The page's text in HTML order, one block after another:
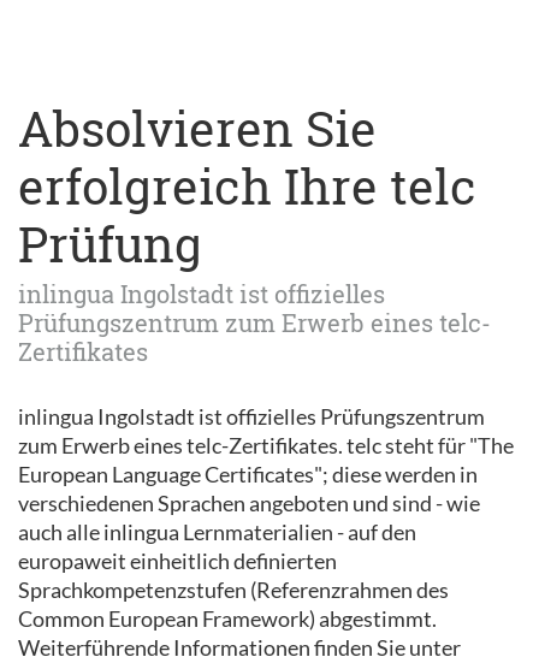
Absolvieren Sie
erfolgreich Ihre telc
Prüfung
inlingua Ingolstadt ist offizielles
Prüfungszentrum zum Erwerb eines telc-
Zertifikates
inlingua Ingolstadt ist offizielles Prüfungszentrum
zum Erwerb eines telc-Zertifikates. telc steht für "The
European Language Certificates"; diese werden in
verschiedenen Sprachen angeboten und sind - wie
auch alle inlingua Lernmaterialien - auf den
europaweit einheitlich definierten
Sprachkompetenzstufen (Referenzrahmen des
Common European Framework) abgestimmt.
Weiterführende Informationen finden Sie unter